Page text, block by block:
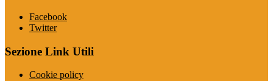
Facebook
Twitter
Sezione Link Utili
Cookie policy